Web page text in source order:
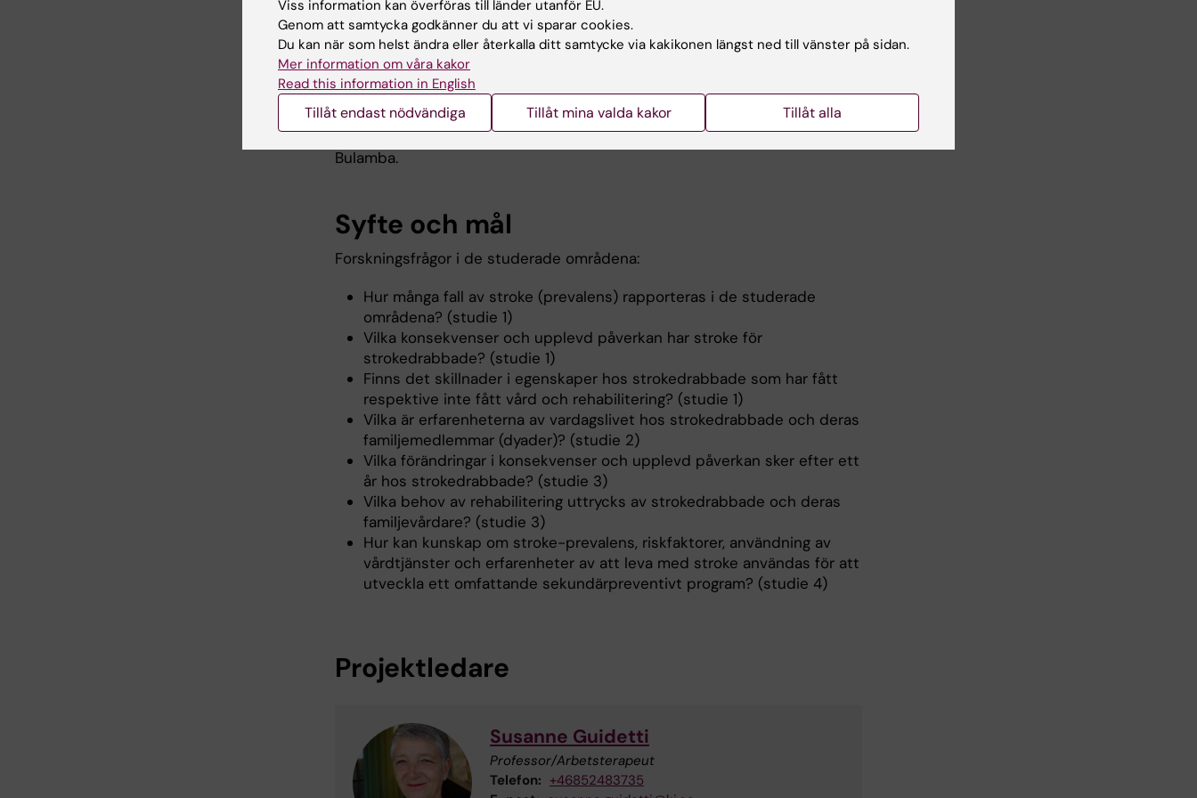
sig från dem i höginkomstländer. Detta kan bidra till bättre
förutsättningar för preventionsinsatser och rehabilitering. Den
kunskap som tas fram i projektet kommer att utgöra underlag för
samskapande av ett program för sekundärprevention mellan
forskargruppen och personer med stroke och deras
familjemedlemmar, lokal hälso- och sjukvårdspersonal, by-äldsten
och by-doktorn m fl. (studie 4) Doktorand i projektet är Robert
Bulamba.
Syfte och mål
Forskningsfrågor i de studerade områdena:
Hur många fall av stroke (prevalens) rapporteras i de studerade
områdena? (studie 1)
Vilka konsekvenser och upplevd påverkan har stroke för
strokedrabbade? (studie 1)
Finns det skillnader i egenskaper hos strokedrabbade som har fått
respektive inte fått vård och rehabilitering? (studie 1)
Vilka är erfarenheterna av vardagslivet hos strokedrabbade och deras
familjemedlemmar (dyader)? (studie 2)
Vilka förändringar i konsekvenser och upplevd påverkan sker efter ett
år hos strokedrabbade? (studie 3)
Vilka behov av rehabilitering uttrycks av strokedrabbade och deras
familjevårdare? (studie 3)
Hur kan kunskap om stroke-prevalens, riskfaktorer, användning av
vårdtjänster och erfarenheter av att leva med stroke användas för att
utveckla ett omfattande sekundärpreventivt program? (studie 4)
Projektledare
Susanne Guidetti
Professor/Arbetsterapeut
Telefon: +46852483735
Viss information kan överföras till länder utanför EU.
Genom att samtycka godkänner du att vi sparar cookies.
Du kan när som helst ändra eller återkalla ditt samtycke via kakikonen längst ned till vänster på sidan.
Mer information om våra kakor
Read this information in English
Tillåt endast nödvändiga Tillåt mina valda kakor Tillåt alla